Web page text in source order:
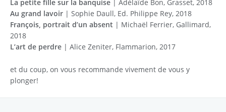
La petite fille sur la banquise | Adélaïde Bon, Grasset, 2018
Au grand lavoir | Sophie Daull, Ed. Philippe Rey, 2018
François, portrait d’un absent | Michaël Ferrier, Gallimard,
2018
L’art de perdre | Alice Zeniter, Flammarion, 2017
et du coup, on vous recommande vivement de vous y
plonger!